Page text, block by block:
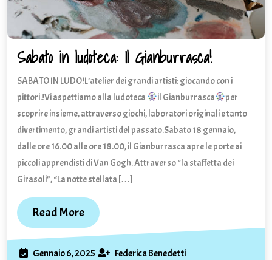
Sabato in ludoteca: Il Gianburrasca!Sabato
ludoteca:
Il
SABATO IN LUDO!L’atelier dei grandi artisti: giocando con i
pittori.!Vi aspettiamo alla ludoteca
il Gianburrasca
per
scoprire insieme, attraverso giochi, laboratori originali e tanto
divertimento, grandi artisti del passato.Sabato 18 gennaio,
dalle ore 16.00 alle ore 18.00, il Gianburrasca apre le porte ai
piccoli apprendisti di Van Gogh. Attraverso “la staffetta dei
Girasoli”, “La notte stellata […]
Read MoreRead
More
Gennaio 6, 2025 GennaioFederica BenedettiFederica